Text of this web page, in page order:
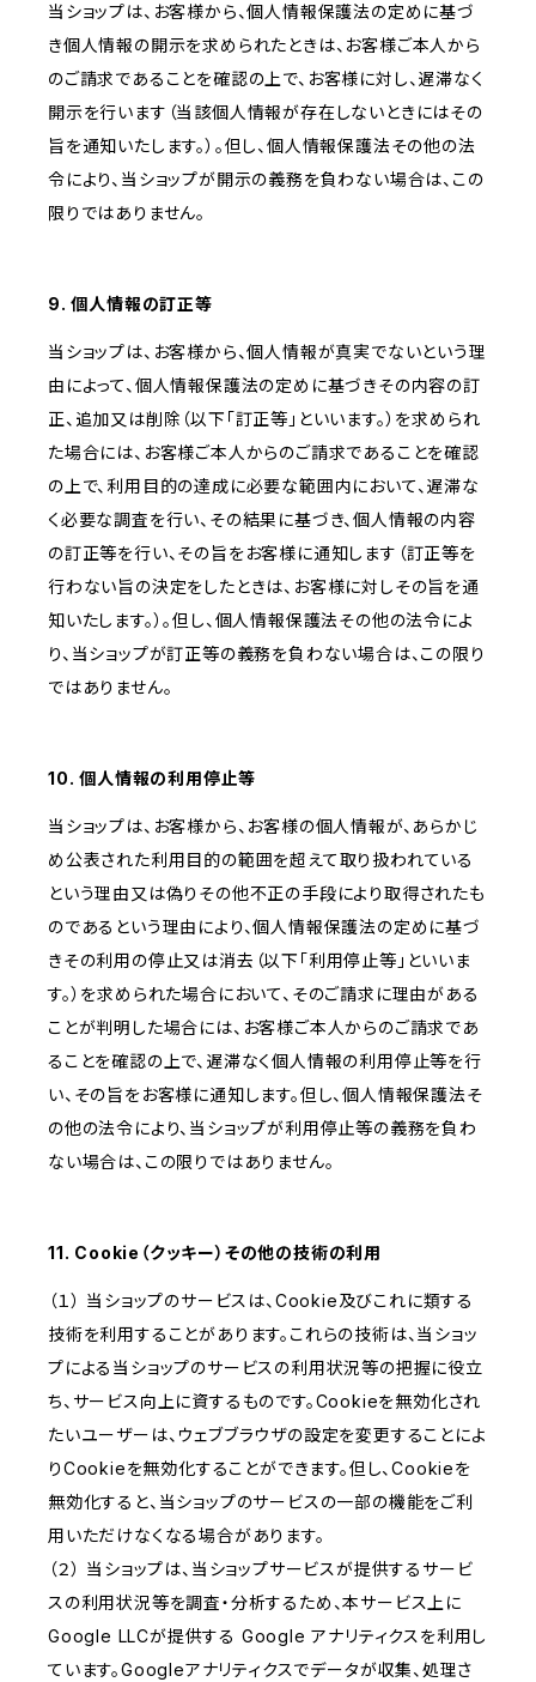
当ショップは、お客様から、個人情報保護法の定めに基づ
き個人情報の開示を求められたときは、お客様ご本人から
のご請求であることを確認の上で、お客様に対し、遅滞なく
開示を行います（当該個人情報が存在しないときにはその
旨を通知いたします。）。但し、個人情報保護法その他の法
令により、当ショップが開示の義務を負わない場合は、この
限りではありません。
9. 個人情報の訂正等
当ショップは、お客様から、個人情報が真実でないという理
由によって、個人情報保護法の定めに基づきその内容の訂
正、追加又は削除（以下「訂正等」といいます。）を求められ
た場合には、お客様ご本人からのご請求であることを確認
の上で、利用目的の達成に必要な範囲内において、遅滞な
く必要な調査を行い、その結果に基づき、個人情報の内容
の訂正等を行い、その旨をお客様に通知します（訂正等を
行わない旨の決定をしたときは、お客様に対しその旨を通
知いたします。）。但し、個人情報保護法その他の法令によ
り、当ショップが訂正等の義務を負わない場合は、この限り
ではありません。
10. 個人情報の利用停止等
当ショップは、お客様から、お客様の個人情報が、あらかじ
め公表された利用目的の範囲を超えて取り扱われている
という理由又は偽りその他不正の手段により取得されたも
のであるという理由により、個人情報保護法の定めに基づ
きその利用の停止又は消去（以下「利用停止等」といいま
す。）を求められた場合において、そのご請求に理由がある
ことが判明した場合には、お客様ご本人からのご請求であ
ることを確認の上で、遅滞なく個人情報の利用停止等を行
い、その旨をお客様に通知します。但し、個人情報保護法そ
の他の法令により、当ショップが利用停止等の義務を負わ
ない場合は、この限りではありません。
11. Cookie（クッキー）その他の技術の利用
（１） 当ショップのサービスは、Cookie及びこれに類する
技術を利用することがあります。これらの技術は、当ショッ
プによる当ショップのサービスの利用状況等の把握に役立
ち、サービス向上に資するものです。Cookieを無効化され
たいユーザーは、ウェブブラウザの設定を変更することによ
りCookieを無効化することができます。但し、Cookieを
無効化すると、当ショップのサービスの一部の機能をご利
用いただけなくなる場合があります。
（２） 当ショップは、当ショップサービスが提供するサービ
スの利用状況等を調査・分析するため、本サービス上に
Google LLCが提供する Google アナリティクスを利用し
ています。Googleアナリティクスでデータが収集、処理さ